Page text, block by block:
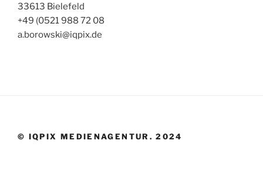
33613 Bielefeld
+49 (0521 988 72 08
a.borowski@iqpix.de
© IQPIX MEDIENAGENTUR. 2024